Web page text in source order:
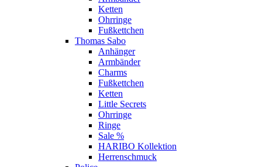
Ketten
Ohrringe
Fußkettchen
Thomas Sabo
Anhänger
Armbänder
Charms
Fußkettchen
Ketten
Little Secrets
Ohrringe
Ringe
Sale %
HARIBO Kollektion
Herrenschmuck